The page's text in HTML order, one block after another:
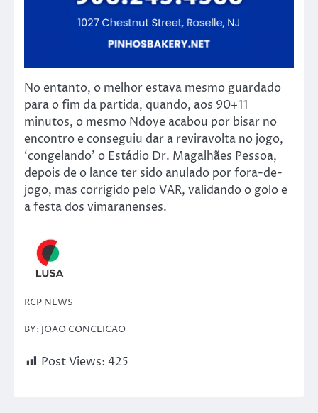
No entanto, o melhor estava mesmo guardado
para o fim da partida, quando, aos 90+11
minutos, o mesmo Ndoye acabou por bisar no
encontro e conseguiu dar a reviravolta no jogo,
‘congelando’ o Estádio Dr. Magalhães Pessoa,
depois de o lance ter sido anulado por fora-de-
jogo, mas corrigido pelo VAR, validando o golo e
a festa dos vimaranenses.
RCP NEWS
BY: JOAO CONCEICAO
Post Views: 425